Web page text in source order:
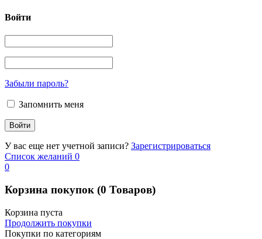
Войти
Забыли пароль?
Запомнить меня
У вас еще нет учетной записи? Зарегистрироваться
Список желаний 0
0
Корзина покупок (0 Товаров)
Корзина пуста
Продолжить покупки
Покупки по категориям